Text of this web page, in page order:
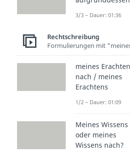
3/3 – Dauer: 01:36
Rechtschreibung
Formulierungen mit
meines
nach / meines
Erachtens
1/2 – Dauer: 01:09
Meines Wissens
oder meines
Wissens nach?